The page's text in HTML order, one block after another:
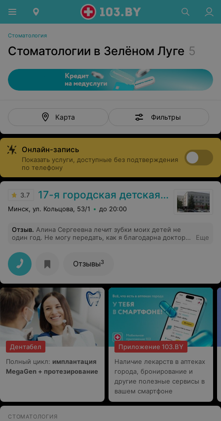
Стоматология
Стоматологии в Зелёном Луге 5
Карта Фильтры
Онлайн-запись
Показать услуги, доступные без подтверждения
по телефону
3.7 17-я городская детская клиническая поликлиника
Минск, ул. Кольцова, 53/1 до 20:00
Отзыв. Алина Сергеевна лечит зубки моих детей не
один год. Не могу передать, как я благодарна доктору
всегда с радостью идут к стоматологу и это все только
благодаря Алине Сергеевне!
Еще
Отзывы3
Дентабел
Полный цикл: имплантация
MegaGen + протезирование
Приложение 103.BY
Наличие лекарств в аптеках
города, бронирование и
другие полезные сервисы в
вашем смартфоне
СТОМАТОЛОГИЯ